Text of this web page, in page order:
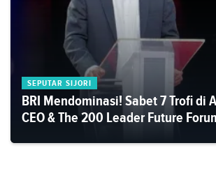
SEPUTAR SIJORI
BRI Mendominasi! Sabet 7 Trofi di
CEO & The 200 Leader Future